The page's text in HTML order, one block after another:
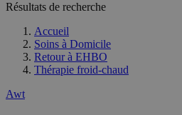
Résultats de recherche
Accueil
Soins à Domicile
Retour à EHBO
Thérapie froid-chaud
Awt